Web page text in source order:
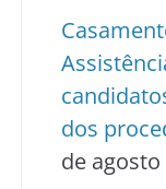
dos
de agosto